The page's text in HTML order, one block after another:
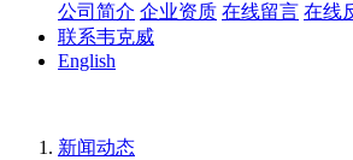
公司简介 企业资质 在线留言 在线
联系韦克威
English
新闻动态